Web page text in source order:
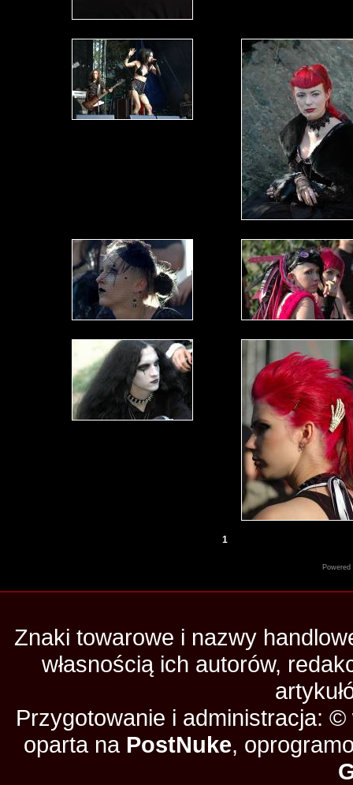
1
Znaki towarowe i nazwy
własnością ich autorów,
Przygotowanie i administracja:
oparta na PostNuke,